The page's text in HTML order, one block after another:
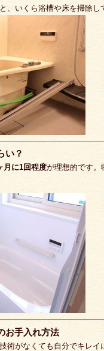
、いくら浴槽や床を掃除し
い？
月に1回程度が理想的です。
お手入れ方法
術がなくても自分でキレ